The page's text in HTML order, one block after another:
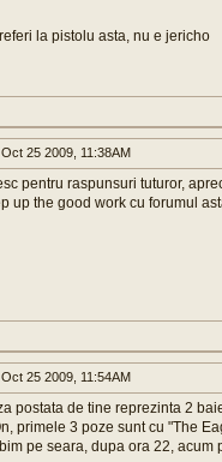
la pistolu asta, nu e jericho
25 2009, 11:38AM
pentru raspunsuri tuturor,
up the good work cu forumul
25 2009, 11:54AM
postata de tine reprezinta 2
primele 3 poze sunt cu "The
pe seara, dupa ora 22, acum